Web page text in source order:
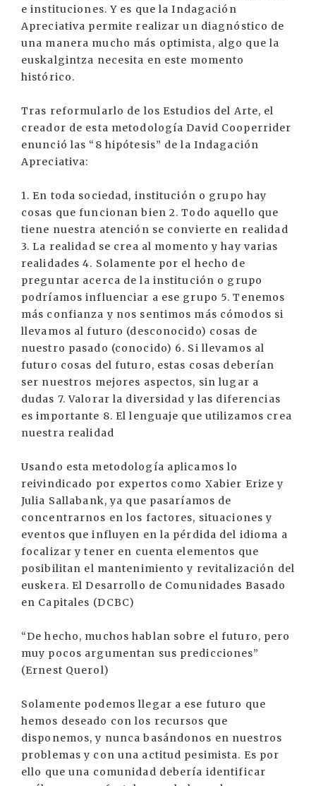
e instituciones. Y es que la Indagación
Apreciativa permite realizar un diagnóstico de
una manera mucho más optimista, algo que la
euskalgintza necesita en este momento
histórico.
Tras reformularlo de los Estudios del Arte, el
creador de esta metodología David Cooperrider
enunció las “8 hipótesis” de la Indagación
Apreciativa:
1. En toda sociedad, institución o grupo hay
cosas que funcionan bien 2. Todo aquello que
tiene nuestra atención se convierte en realidad
3. La realidad se crea al momento y hay varias
realidades 4. Solamente por el hecho de
preguntar acerca de la institución o grupo
podríamos influenciar a ese grupo 5. Tenemos
más confianza y nos sentimos más cómodos si
llevamos al futuro (desconocido) cosas de
nuestro pasado (conocido) 6. Si llevamos al
futuro cosas del futuro, estas cosas deberían
ser nuestros mejores aspectos, sin lugar a
dudas 7. Valorar la diversidad y las diferencias
es importante 8. El lenguaje que utilizamos crea
nuestra realidad
Usando esta metodología aplicamos lo
reivindicado por expertos como Xabier Erize y
Julia Sallabank, ya que pasaríamos de
concentrarnos en los factores, situaciones y
eventos que influyen en la pérdida del idioma a
focalizar y tener en cuenta elementos que
posibilitan el mantenimiento y revitalización del
euskera. El Desarrollo de Comunidades Basado
en Capitales (DCBC)
“De hecho, muchos hablan sobre el futuro, pero
muy pocos argumentan sus predicciones”
(Ernest Querol)
Solamente podemos llegar a ese futuro que
hemos deseado con los recursos que
disponemos, y nunca basándonos en nuestros
problemas y con una actitud pesimista. Es por
ello que una comunidad debería identificar